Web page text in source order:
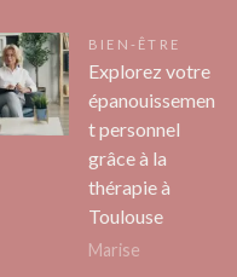
BIEN-ÊTRE
Explorez votre
épanouissemen
t personnel
grâce à la
thérapie à
Toulouse
Marise